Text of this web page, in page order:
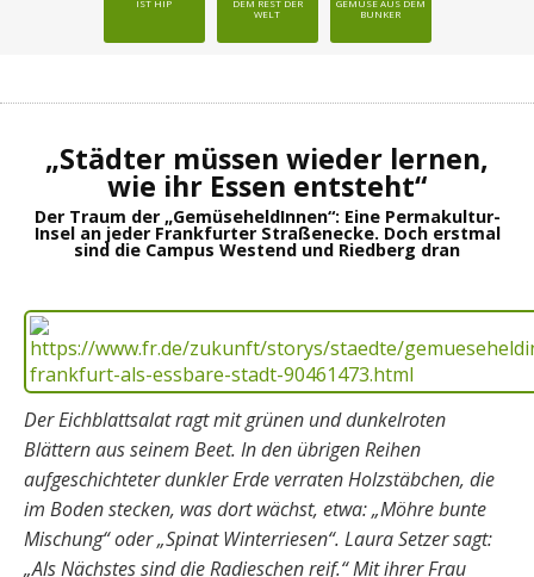
WELT
BUNKER
„Städter müssen wieder lernen,
wie ihr Essen entsteht“
Der Traum der „GemüseheldInnen“: Eine Permakultur-
Insel an jeder Frankfurter Straßenecke. Doch erstmal
sind die Campus Westend und Riedberg dran
Der Eichblattsalat ragt mit grünen und dunkelroten
Blättern aus seinem Beet. In den übrigen Reihen
aufgeschichteter dunkler Erde verraten Holzstäbchen, die
im Boden stecken, was dort wächst, etwa: „Möhre bunte
Mischung“ oder „Spinat Winterriesen“. Laura Setzer sagt:
„Als Nächstes sind die Radieschen reif.“ Mit ihrer Frau